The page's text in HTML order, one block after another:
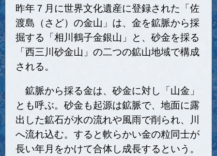
昨年７月に世界文化遺産に登録された「佐
渡島（さど）の金山」は、金を鉱脈から採
掘する「相川鶴子金銀山」と、砂金を採る
「西三川砂金山」の二つの鉱山地域で構成
される。
鉱脈から採る金は、砂金に対し「山金」
とも呼ぶ。砂金も起源は鉱脈で、地面に露
出した鉱石が水の流れや風雨で削られ、川
へ流れ込む。すると軟らかい金の粒同士が
長い年月をかけて合体し成長するという。